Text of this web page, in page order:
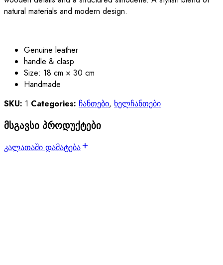
natural materials and modern design.
Genuine leather
handle & clasp
Size: 18 cm × 30 cm
Handmade
SKU: 1 Categories: ჩანთები, ხელჩანთები
მსგავსი პროდუქტები
კალათაში დამატება